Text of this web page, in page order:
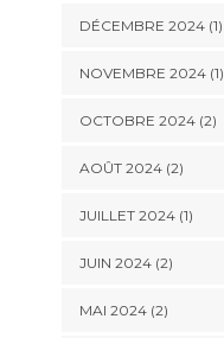
DÉCEMBRE 2024(1)
NOVEMBRE 2024(1)
OCTOBRE 2024(2)
AOÛT 2024(2)
JUILLET 2024(1)
JUIN 2024(2)
MAI 2024(2)